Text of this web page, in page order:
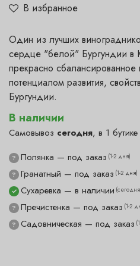
В избранное
В наличии
Самовывоз сегодня, в 1 бутике
? Гранатный — под заказ (1-2 дня)
? Полянка — под заказ (1-2 дня)
? Пречистенка — под заказ (1-2
? Садовническая — под заказ
✓ Сухаревка — в наличии
Один из лучших
сердце "белой" Бургундии в
прекрасно
потенциалом развития,
Бургундии.